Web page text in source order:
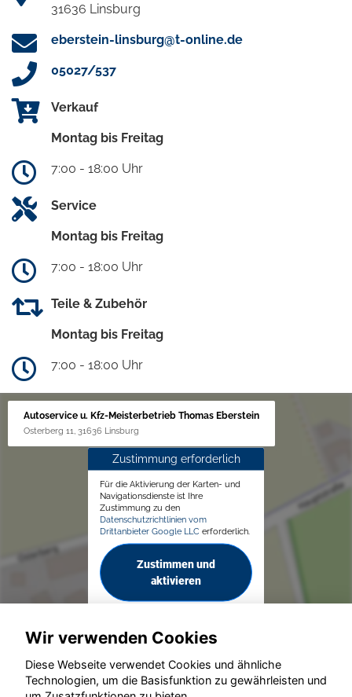
31636 Linsburg
eberstein-linsburg@t-online.de
05027/537
Verkauf
Montag bis Freitag
7:00 - 18:00 Uhr
Service
Montag bis Freitag
7:00 - 18:00 Uhr
Teile & Zubehör
Montag bis Freitag
7:00 - 18:00 Uhr
Autoservice u. Kfz-Meisterbetrieb Thomas Eberstein
Osterberg 11, 31636 Linsburg
Zustimmung erforderlich
Für die Aktivierung der Karten- und
Navigationsdienste ist Ihre
Zustimmung zu den
Datenschutzrichtlinien vom
Drittanbieter Google LLC erforderlich.
Zustimmen und
aktivieren
Wir verwenden Cookies
Diese Webseite verwendet Cookies und ähnliche
Technologien, um die Basisfunktion zu gewährleisten und